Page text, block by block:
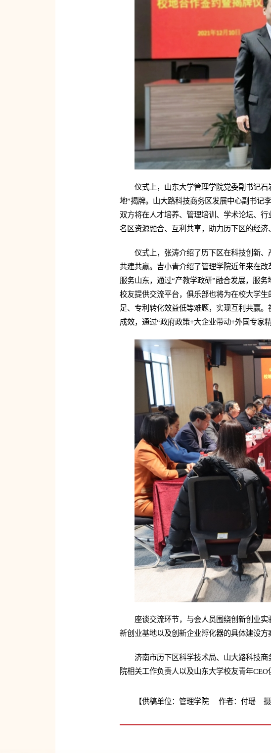
仪式上，山东大学管理学院党委副书记
地”揭牌。山大路科技商务区发展中心副书记
双方将在人才培养、管理培训、学术论坛、
名区资源融合、互利共享，助力历下区的经济
仪式上，张涛介绍了历下区在科技创新
共建共赢。吉小青介绍了管理学院近年来在
服务山东，通过“产教学政研”融合发展，服
校友提供交流平台，俱乐部也将为在校大学
足、专利转化效益低等难题，实现互利共赢
成效，通过“政府政策+大企业带动+外国专家
座谈交流环节，与会人员围绕创新创业
新创业基地以及创新企业孵化器的具体建设方
济南市历下区科学技术局、山大路科技
院相关工作负责人以及山东大学校友青年
【供稿单位：管理学院 作者：付瑶